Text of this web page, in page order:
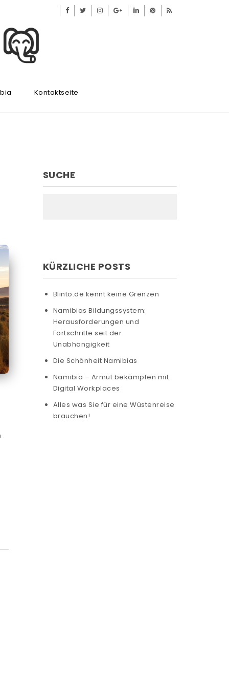
Kontaktseite
SUCHE
KÜRZLICHE POSTS
Blinto.de kennt keine Grenzen
Namibias Bildungssystem:
Herausforderungen und
Fortschritte seit der
Unabhängigkeit
Die Schönheit Namibias
Namibia – Armut bekämpfen mit
Digital Workplaces
Alles was Sie für eine Wüstenreise
brauchen!